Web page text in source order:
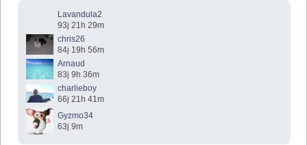
Lavandula2
93j 21h 29m
chris26
84j 19h 56m
Arnaud
83j 9h 36m
charlieboy
66j 21h 41m
Gyzmo34
63j 9m